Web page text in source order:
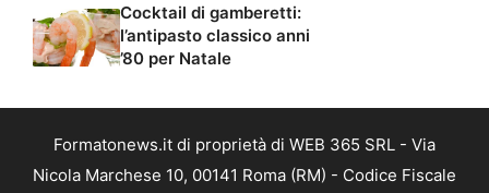
Cocktail di gamberetti:
l’antipasto classico anni
’80 per Natale
Formatonews.it di proprietà di WEB 365 SRL - Via
Nicola Marchese 10, 00141 Roma (RM) - Codice Fiscale